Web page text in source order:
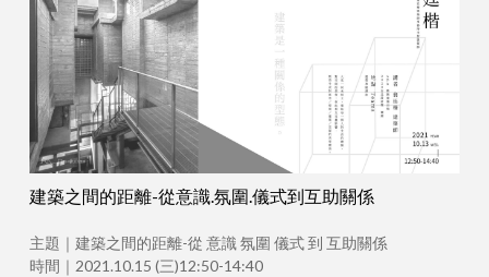
建築之間的距離-從意識.氛圍.儀式到互助關係
主題｜建築之間的距離-從 意識 氛圍 儀式 到 互助關係
時間｜2021.10.15 (三)12:50-14:40